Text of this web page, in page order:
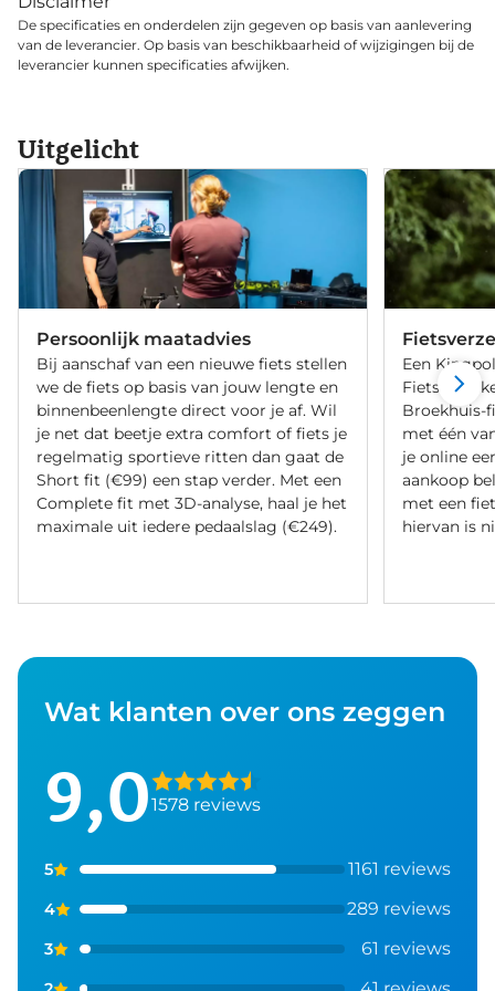
De specificaties en onderdelen zijn gegeven op basis van aanlevering
van de leverancier. Op basis van beschikbaarheid of wijzigingen bij de
leverancier kunnen specificaties afwijken.
Uitgelicht
Persoonlijk maatadvies
Bij aanschaf van een nieuwe fiets stellen
we de fiets op basis van jouw lengte en
binnenbeenlengte direct voor je af. Wil
je net dat beetje extra comfort of fiets je
regelmatig sportieve ritten dan gaat de
Short fit (€99) een stap verder. Met een
Complete fit met 3D-analyse, haal je het
maximale uit iedere pedaalslag (€249).
Een
Broekhuis-
met één
je online
aankoop
met een
hiervan is
Wat klanten over ons zeggen
9,01578 reviews
5 1161 reviews
4 289 reviews
3 61 reviews